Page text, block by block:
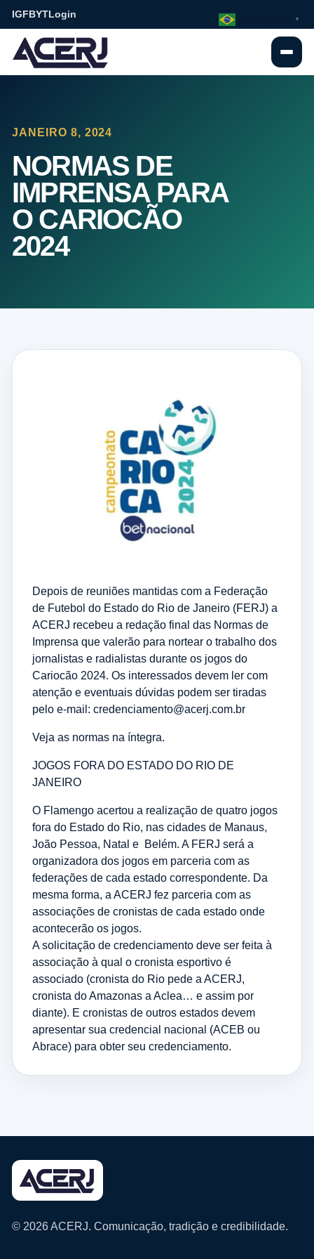
IGFBYTLogin
JANEIRO 8, 2024
NORMAS DE
IMPRENSA PARA
O CARIOCÃO
2024
Depois de reuniões mantidas com a Federação
de Futebol do Estado do Rio de Janeiro (FERJ) a
ACERJ recebeu a redação final das Normas de
Imprensa que valerão para nortear o trabalho dos
jornalistas e radialistas durante os jogos do
Cariocão 2024. Os interessados devem ler com
atenção e eventuais dúvidas podem ser tiradas
pelo e-mail: credenciamento@acerj.com.br
Veja as normas na íntegra.
JOGOS FORA DO ESTADO DO RIO DE
JANEIRO
O Flamengo acertou a realização de quatro jogos
fora do Estado do Rio, nas cidades de Manaus,
João Pessoa, Natal e Belém. A FERJ será a
organizadora dos jogos em parceria com as
federações de cada estado correspondente. Da
mesma forma, a ACERJ fez parceria com as
associações de cronistas de cada estado onde
acontecerão os jogos.
A solicitação de credenciamento deve ser feita à
associação à qual o cronista esportivo é
associado (cronista do Rio pede a ACERJ,
cronista do Amazonas a Aclea… e assim por
diante). E cronistas de outros estados devem
apresentar sua credencial nacional (ACEB ou
Abrace) para obter seu credenciamento.
© 2026 ACERJ. Comunicação, tradição e credibilidade.
▼